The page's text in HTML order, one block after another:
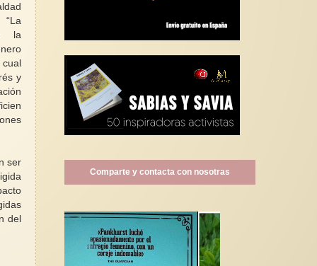
“La
la
y
ser
del
Comparte y contacta con nosotras